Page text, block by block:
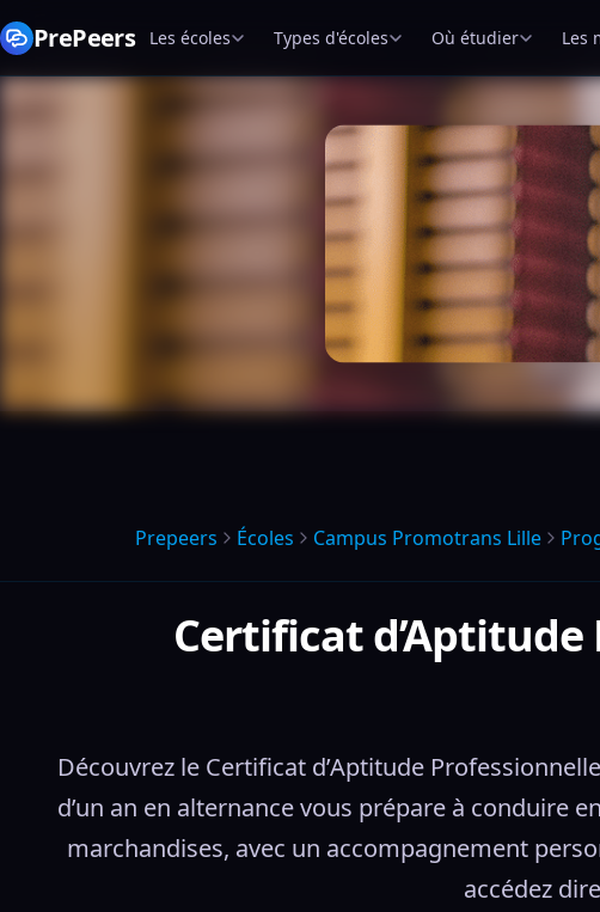
PrePeers Les écoles Types d'écoles Où étudier Les
Prepeers Écoles Campus Promotrans Lille
Certificat
Découvrez le Certificat d’Aptitude
d’un an en alternance vous prépare à conduire
marchandises, avec un accompagnement
accédez